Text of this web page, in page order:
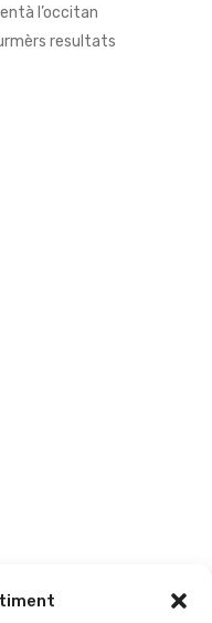
l’occitan
resultats